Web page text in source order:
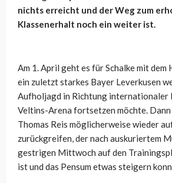
nichts erreicht und der Weg zum
Klassenerhalt noch ein weiter ist.
Am 1. April geht es für Schalke mit dem
ein zuletzt starkes Bayer Leverkusen
Aufholjagd in Richtung internationaler
Veltins-Arena fortsetzen möchte.
Thomas Reis möglicherweise wieder
zurückgreifen, der nach auskuriertem
gestrigen Mittwoch auf den
ist und das Pensum etwas steigern